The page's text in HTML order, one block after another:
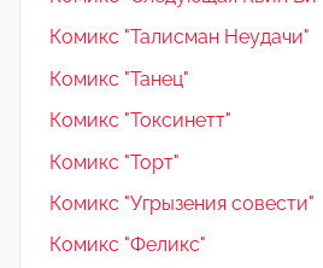
Комикс "Талисман Неудачи"
Комикс "Танец"
Комикс "Токсинетт"
Комикс "Торт"
Комикс "Угрызения совести"
Комикс "Феликс"